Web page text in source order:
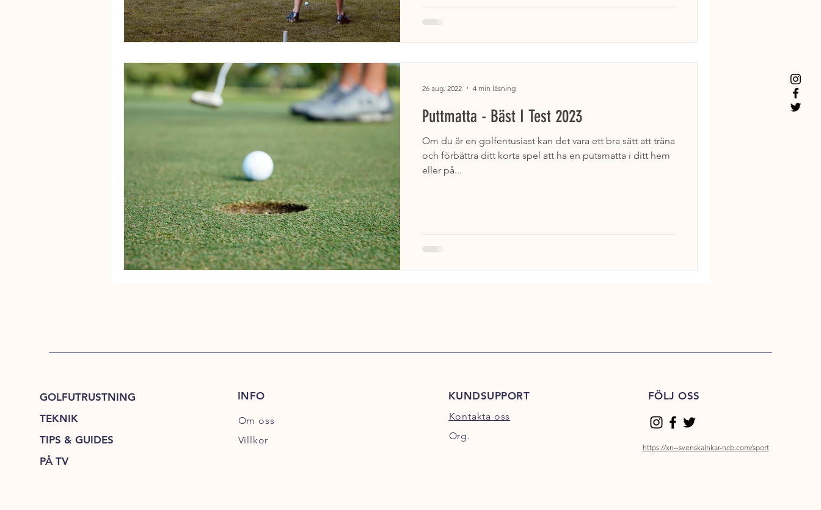
Puttmatta - Bäst I Test 2023
Om du är en golfentusiast kan det vara ett bra sätt att träna
och förbättra ditt korta spel att ha en putsmatta i ditt hem
eller på...
26 aug. 2022 4 min läsning
GOLFUTRUSTNING
TEKNIK
TIPS & GUIDES
PÅ TV
INFO
Om oss
Villkor
KUNDSUPPORT
Kontakta oss
Org.
FÖLJ OSS
https://xn--svenskalnkar-ncb.com/sport